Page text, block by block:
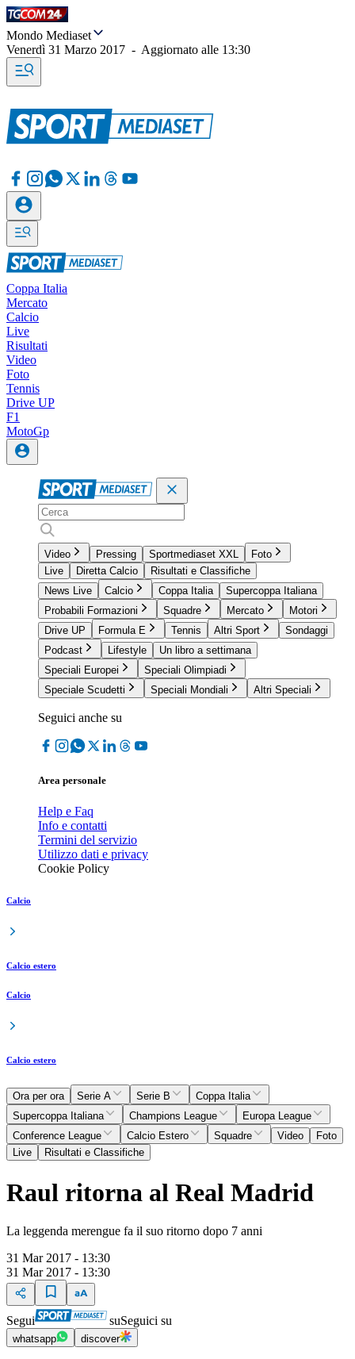
Mondo Mediaset
Venerdì 31 Marzo 2017 - Aggiornato alle 13:30
Coppa Italia
Mercato
Calcio
Live
Risultati
Video
Foto
Tennis
Drive UP
F1
MotoGp
Video Pressing Sportmediaset XXL
Foto
Live
Diretta Calcio
Risultati e Classifiche
News Live
Calcio Coppa Italia
Supercoppa Italiana
Probabili Formazioni
Squadre Mercato
Motori
Drive UP
Formula E Tennis Altri Sport
Sondaggi
Podcast
Lifestyle
Un libro a settimana
Speciali Europei
Speciali Olimpiadi
Speciale Scudetti
Speciali Mondiali Altri Speciali
Seguici anche su
Area personale
Help e Faq
Info e contatti
Termini del servizio
Utilizzo dati e privacy
Cookie Policy
Calcio
Calcio estero
Calcio
Calcio estero
Ora per ora Serie A Serie B
Coppa Italia
Supercoppa Italiana
Champions League
Europa League
Conference League
Calcio Estero Squadre Video
Foto
Live
Risultati e Classifiche
Raul ritorna al Real Madrid
La leggenda merengue fa il suo ritorno dopo 7 anni
31 Mar 2017 - 13:30
31 Mar 2017 - 13:30
Segui suSeguici su
whatsapp discover